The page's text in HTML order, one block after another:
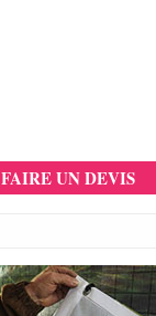
FAIRE UN DEVIS